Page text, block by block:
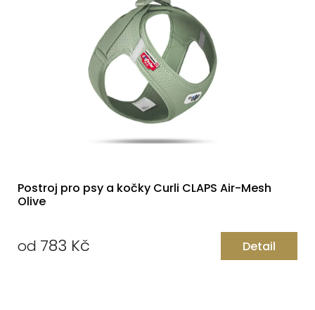
Postroj pro psy a kočky Curli CLAPS Air-Mesh
Olive
od 783 Kč Detail